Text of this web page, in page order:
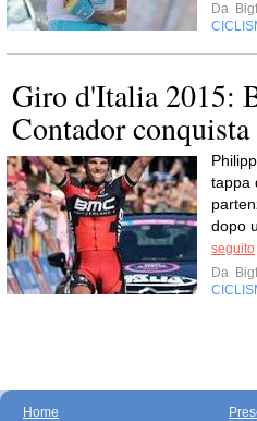
Da
Giro d'Italia 2015:
Contador
tappa
dopo
seguito
Da
Home